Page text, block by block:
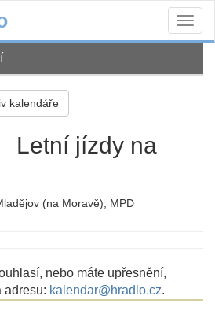
kalendáře
Letní jízdy na
(na Moravě), MPD
nebo máte upřesnění,
adresu: kalendar@hradlo.cz.